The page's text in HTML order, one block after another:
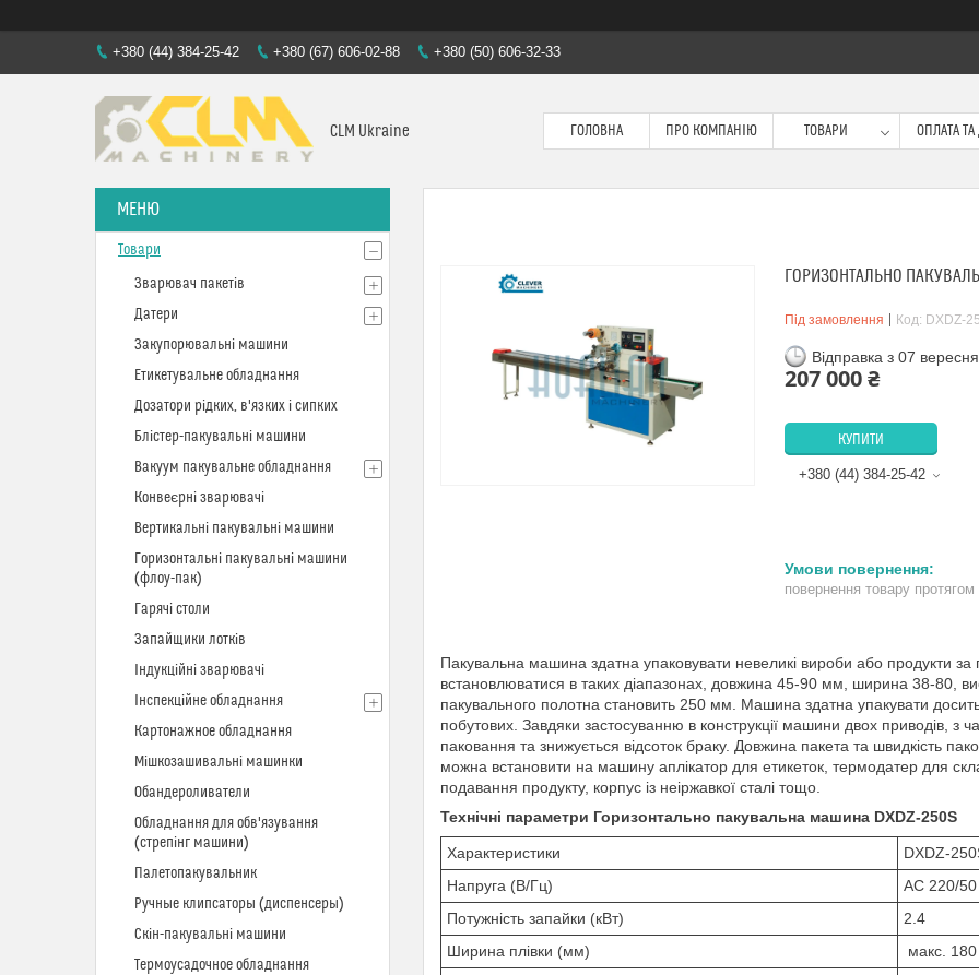
+380 (44) 384-25-42 +380 (67) 606-02-88 +380 (50) 606-32-33
CLM Ukraine ГОЛОВНА ПРО КОМПАНІЮ ТОВАРИ ОПЛАТА
ГОРИЗОНТАЛЬНО
Під замовлення Код: DXDZ-
Відправка з 07
207 000 ₴
КУПИТИ
+380 (44) 384-25-42
повернення товару
Пакувальна машина здатна упаковувати невеликі вироби або продукти
встановлюватися в таких діапазонах, довжина 45-90 мм, ширина 38-80,
пакувального полотна становить 250 мм. Машина здатна упакувати досить
побутових. Завдяки застосуванню в конструкції машини двох приводів, з
паковання та знижується відсоток браку. Довжина пакета та швидкість
можна встановити на машину аплікатор для етикеток, термодатер для
подавання продукту, корпус із неіржавкої сталі тощо.
Технічні параметри Горизонтально пакувальна машина DXDZ-250S
Характеристики
DXDZ-
Напруга (В/Гц)
АС 220/50
Потужність запайки (кВт)
2.4
Ширина плівки (мм)
макс. 180
Товари
Зварювач пакетів
Датери
Закупорювальні машини
Етикетувальне обладнання
Дозатори рідких, в'язких і сипких
Блістер-пакувальні машини
Вакуум пакувальне обладнання
Конвеєрні зварювачі
Вертикальні пакувальні машини
Горизонтальні пакувальні машини
(флоу-пак)
Гарячі столи
Запайщики лотків
Індукційні зварювачі
Інспекційне обладнання
Картонажное обладнання
Мішкозашивальні машинки
Обандероливатели
Обладнання для обв'язування
(стрепінг машини)
Палетопакувальник
Ручные клипсаторы (диспенсеры)
Скін-пакувальні машини
Термоусадочное обладнання